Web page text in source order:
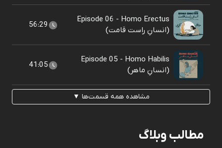
Episode 06 - Homo Erectus
(انسانِ راست قامت)
56:29
Episode 05 - Homo Habilis
(انسانِ ماهر)
41:05
مشاهده همه قسمت‌ها ▼
مطالب وبلاگ